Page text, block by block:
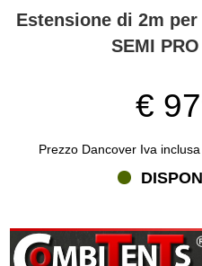
Estensione di 2m
SEMI
€
Prezzo Dancover Iva inclusa